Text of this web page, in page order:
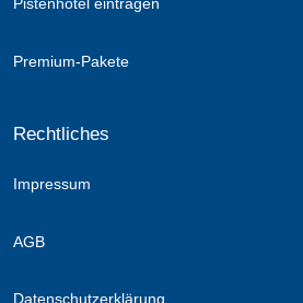
Premium-Pakete
Rechtliches
Impressum
AGB
Datenschutzerklärung